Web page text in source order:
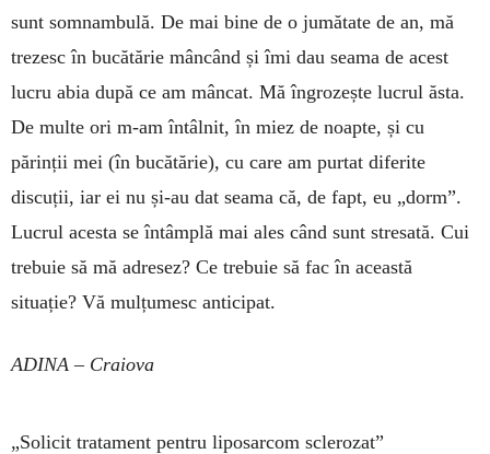
sunt somnambulă. De mai bine de o jumătate de an, mă
trezesc în bucătărie mân­când și îmi dau seama de acest
lucru abia după ce am mâncat. Mă îngrozește lucrul ăsta.
De multe ori m-am întâlnit, în miez de noap­te, și cu
părinții mei (în bucătărie), cu care am purtat dife­rite
discuții, iar ei nu și-au dat seama că, de fapt, eu „dorm”.
Lucrul acesta se întâmplă mai ales când sunt stresată. Cui
trebuie să mă adre­sez? Ce trebuie să fac în această
situație? Vă mulțumesc anticipat.
ADINA – Craiova
„Solicit tratament pentru liposarcom sclerozat”